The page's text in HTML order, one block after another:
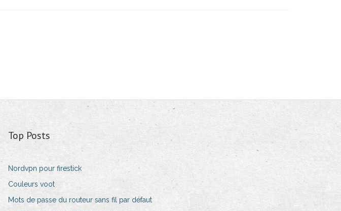
Top Posts
Nordvpn pour firestick
Couleurs voot
Mots de passe du routeur sans fil par défaut